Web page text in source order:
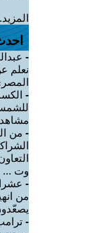
-
نعلم
-
- من
وت ...
-
من
-